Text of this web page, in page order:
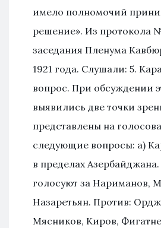
имело полномочий
решение». Из протокола
заседания Пленума
1921 года. Слушали: 5.
вопрос. При обсуждении
выявились две точки
представлены на
следующие вопросы: а)
в пределах
голосуют за Нариманов,
Назаретьян. Против:
Мясников, Киров,